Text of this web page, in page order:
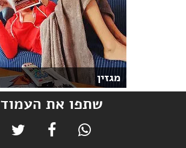
מגזין
שתפו את העמוד